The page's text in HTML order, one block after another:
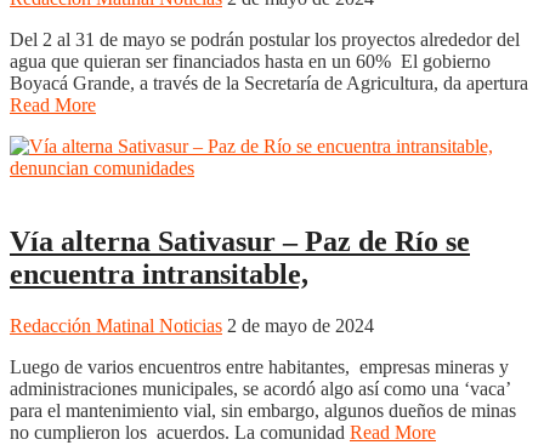
Del 2 al 31 de mayo se podrán postular los proyectos alrededor del
agua que quieran ser financiados hasta en un 60% El gobierno
Boyacá Grande, a través de la Secretaría de Agricultura, da apertura
Read More
Vía alterna Sativasur – Paz de Río se
encuentra intransitable,
Redacción Matinal Noticias 2 de mayo de 2024
Luego de varios encuentros entre habitantes, empresas mineras y
administraciones municipales, se acordó algo así como una ‘vaca’
para el mantenimiento vial, sin embargo, algunos dueños de minas
no cumplieron los acuerdos. La comunidad Read More